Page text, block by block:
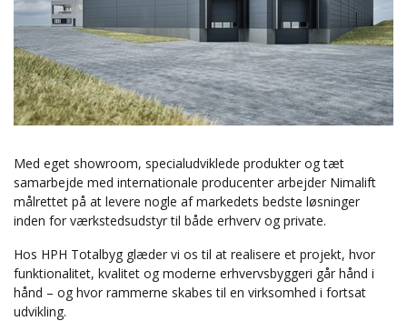
Med eget showroom, specialudviklede produkter og tæt
samarbejde med internationale producenter arbejder Nimalift
målrettet på at levere nogle af markedets bedste løsninger
inden for værkstedsudstyr til både erhverv og private.
Hos HPH Totalbyg glæder vi os til at realisere et projekt, hvor
funktionalitet, kvalitet og moderne erhvervsbyggeri går hånd i
hånd – og hvor rammerne skabes til en virksomhed i fortsat
udvikling.